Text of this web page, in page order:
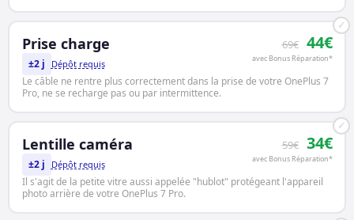
✓
Prise charge 69€ 44€
avec Bonus Réparation*
±2 j Dépôt requis
Le câble ne rentre plus correctement dans la prise de votre OnePlus 7
Pro, ne se recharge pas ou par intermittence.
✓
Lentille caméra 59€ 34€
avec Bonus Réparation*
±2 j Dépôt requis
Il s'agit de la petite vitre aussi appelée "hublot" protégeant l'appareil
photo arrière de votre OnePlus 7 Pro.